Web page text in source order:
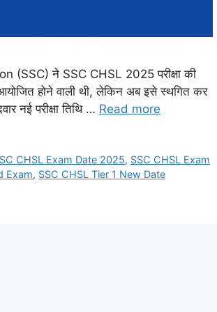
ने SSC CHSL 2025 परीक्षा की
होने वाली थी, लेकिन अब इसे स्थगित कर
नई परीक्षा तिथि … Read more
CHSL Exam Date 2025, SSC CHSL Exam
Exam, SSC CHSL Tier 1 New Date